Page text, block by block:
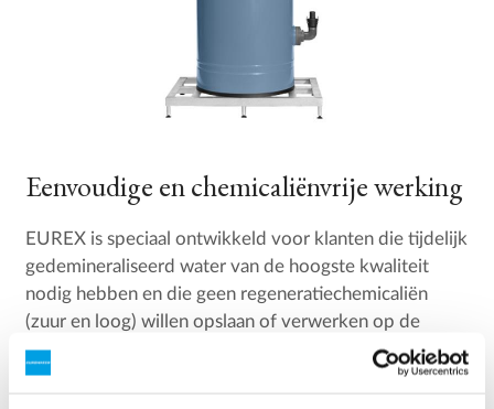
Eenvoudige en chemicaliënvrije werking
EUREX is speciaal ontwikkeld voor klanten die tijdelijk
gedemineraliseerd water van de hoogste kwaliteit
nodig hebben en die geen regeneratiechemicaliën
(zuur en loog) willen opslaan of verwerken op de
plaats van installatie.